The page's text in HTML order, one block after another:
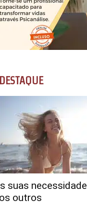
suas
outros